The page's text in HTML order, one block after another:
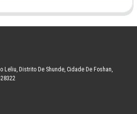
Leliu, Distrito De Shunde, Cidade De Foshan,